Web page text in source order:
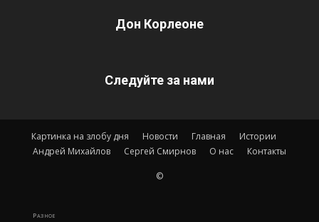
Дон Корлеоне
Следуйте за нами
Картинка на злобу дня Новости Главная
Истории
Андрей Михайлов
Сергей Смирнов О нас Контакты
©
Разное